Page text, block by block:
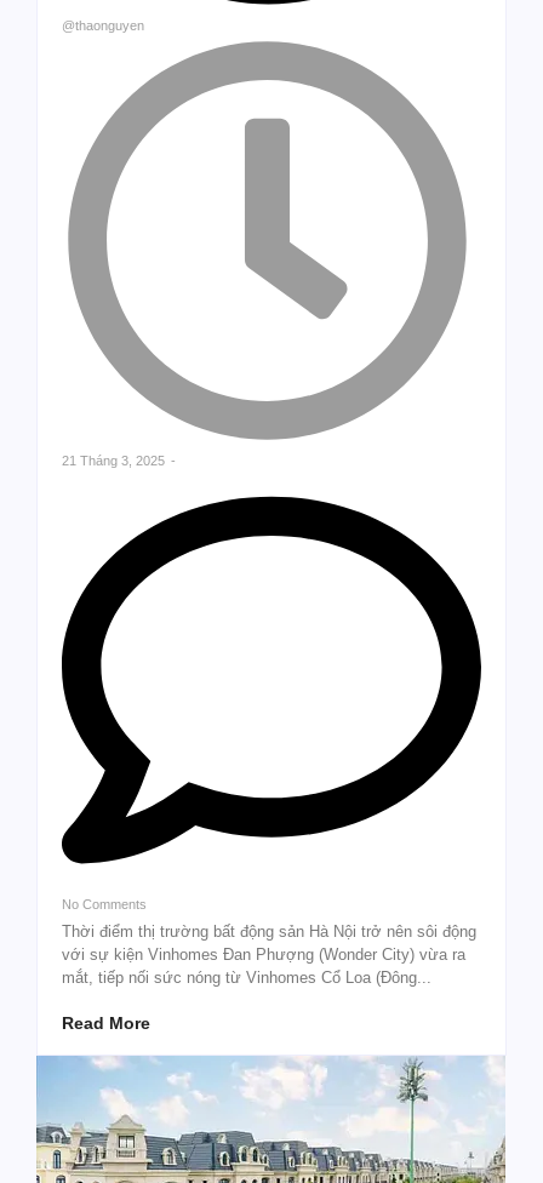
@thaonguyen
21 Tháng 3, 2025 -
No Comments
Thời điểm thị trường bất động sản Hà Nội trở nên sôi động
với sự kiện Vinhomes Đan Phượng (Wonder City) vừa ra
mắt, tiếp nối sức nóng từ Vinhomes Cổ Loa (Đông...
Read More